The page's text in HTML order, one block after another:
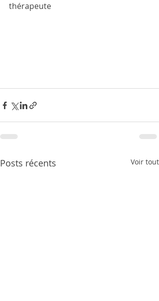
thérapeute
Posts récents Voir tout